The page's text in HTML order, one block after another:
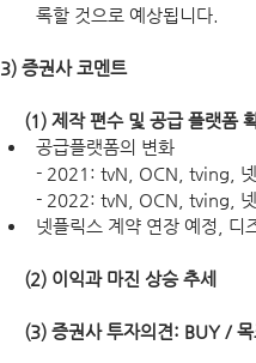
록할 것으로 예상됩니다.
3) 증권사 코멘트
(1) 제작 편수 및 공급 플
공급플랫폼의 변화
- 2021: tvN, OCN, tving,
- 2022: tvN, OCN, tving, 넷
넷플릭스 계약 연장 예정, 디
     (2) 이익과 마진 상승 추세
(3) 증권사 투자의견: BUY